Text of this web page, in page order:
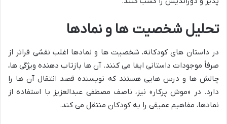
تحلیل شخصیت ها و نمادها
در داستان های کودکانه، شخصیت ها و نمادها اغلب نقشی فراتر از
صرفاً موجودات داستانی ایفا می کنند. آن ها بازتاب دهنده ویژگی ها،
چالش ها و درس هایی هستند که نویسنده قصد انتقال آن ها را
دارد. در «موش پرکار» نیز، ناصف مصطفی عبدالعزیز با استفاده از
نمادها، مفاهیم عمیقی را به کودکان منتقل می کند.